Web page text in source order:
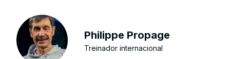
Philippe Propage
Treinador internacional